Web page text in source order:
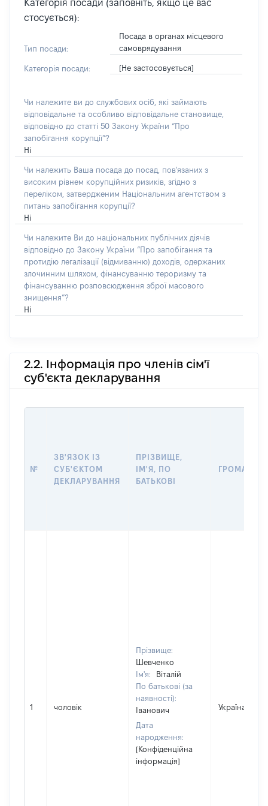
Категорія посади (заповніть, якщо це вас
стосується):
Тип посади:
Посада в органах місцевого
самоврядування
Категорія посади: [Не застосовується]
Чи належите ви до службових осіб, які займають
відповідальне та особливо відповідальне становище,
відповідно до статті 50 Закону України “Про
запобігання корупції”?
Ні
Чи належить Ваша посада до посад, пов'язаних з
високим рівнем корупційних ризиків, згідно з
переліком, затвердженим Національним агентством з
питань запобігання корупції?
Ні
Чи належите Ви до національних публічних діячів
відповідно до Закону України “Про запобігання та
протидію легалізації (відмиванню) доходів, одержаних
злочинним шляхом, фінансуванню тероризму та
фінансуванню розповсюдження зброї масового
знищення”?
Ні
2.2. Інформація про членів сім'ї
суб'єкта декларування
№
ЗВ'ЯЗОК ІЗ
СУБ'ЄКТОМ
ДЕКЛАРУВАННЯ
ПРІЗВИЩЕ,
ІМ'Я, ПО
БАТЬКОВІ
1 чоловік
Прізвище:
Шевченко
Ім'я:
Віталій
По батькові (за
наявності):
Іванович
Дата
народження:
[Конфіденційна
інформація]
Україна